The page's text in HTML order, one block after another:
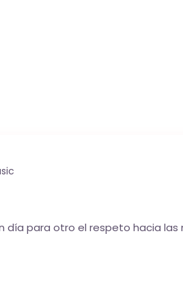
para otro el respeto hacia